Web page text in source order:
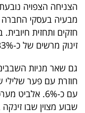
דרושים
ניוזלטרים
מייל
אדום
הצניחה הצפויה
מבעיה בעסקי החברה
חזקים ותחזית
זינוק מרשים של כ-33%.
גם שאר מניות